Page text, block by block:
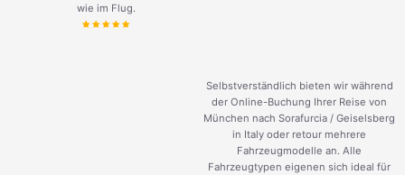
wie im Flug.
Selbstverständlich bieten wir während
der Online-Buchung Ihrer Reise von
München nach Sorafurcia / Geiselsberg
in Italy oder retour mehrere
Fahrzeugmodelle an. Alle
Fahrzeugtypen eigenen sich ideal für